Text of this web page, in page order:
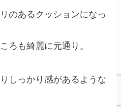
のあるクッションになっ
ろも綺麗に元通り。
しっかり感があるような